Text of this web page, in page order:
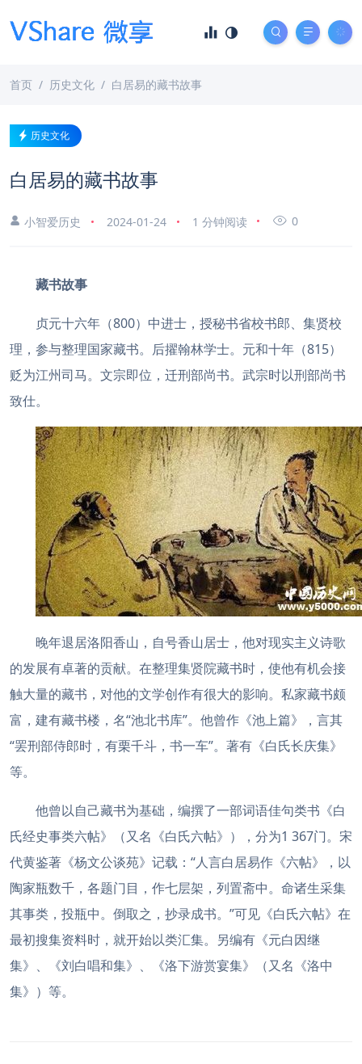
首页 历史文化 白居易的藏书故事
历史文化
白居易的藏书故事
小智爱历史 2024-01-24 1 分钟阅读 0
藏书故事
贞元十六年（800）中进士，授秘书省校书郎、集贤校
理，参与整理国家藏书。后擢翰林学士。元和十年（815）
贬为江州司马。文宗即位，迁刑部尚书。武宗时以刑部尚书
致仕。
晚年退居洛阳香山，自号香山居士，他对现实主义诗歌
的发展有卓著的贡献。在整理集贤院藏书时，使他有机会接
触大量的藏书，对他的文学创作有很大的影响。私家藏书颇
富，建有藏书楼，名“池北书库”。他曾作《池上篇》，言其
“罢刑部侍郎时，有栗千斗，书一车”。著有《白氏长庆集》
等。
他曾以自己藏书为基础，编撰了一部词语佳句类书《白
氏经史事类六帖》（又名《白氏六帖》），分为1 367门。宋
代黄鉴著《杨文公谈苑》记载：“人言白居易作《六帖》，以
陶家瓶数千，各题门目，作七层架，列置斋中。命诸生采集
其事类，投瓶中。倒取之，抄录成书。”可见《白氏六帖》在
最初搜集资料时，就开始以类汇集。另编有《元白因继
集》、《刘白唱和集》、《洛下游赏宴集》（又名《洛中
集》）等。